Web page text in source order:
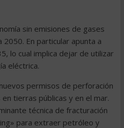
sin emisiones de gases
En particular apunta a
lo cual implica dejar de utilizar
eléctrica.
permisos de perforación
tierras públicas y en el mar.
técnica de fracturación
para extraer petróleo y